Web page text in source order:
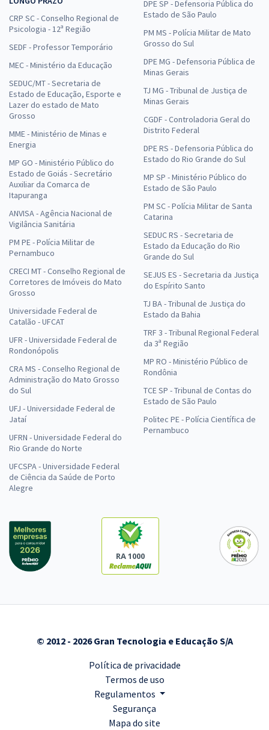
CRP SC - Conselho Regional de
Psicologia - 12ª Região
SEDF - Professor Temporário
MEC - Ministério da Educação
SEDUC/MT - Secretaria de
Estado de Educação, Esporte e
Lazer do estado de Mato
Grosso
MME - Ministério de Minas e
Energia
MP GO - Ministério Público do
Estado de Goiás - Secretário
Auxiliar da Comarca de
Itapuranga
ANVISA - Agência Nacional de
Vigilância Sanitária
PM PE - Polícia Militar de
Pernambuco
CRECI MT - Conselho Regional de
Corretores de Imóveis do Mato
Grosso
Universidade Federal de
Catalão - UFCAT
UFR - Universidade Federal de
Rondonópolis
CRA MS - Conselho Regional de
Administração do Mato Grosso
do Sul
UFJ - Universidade Federal de
Jataí
UFRN - Universidade Federal do
Rio Grande do Norte
UFCSPA - Universidade Federal
de Ciência da Saúde de Porto
Alegre
DPE SP - Defensoria Pública do
Estado de São Paulo
PM MS - Polícia Militar de Mato
Grosso do Sul
DPE MG - Defensoria Pública de
Minas Gerais
TJ MG - Tribunal de Justiça de
Minas Gerais
CGDF - Controladoria Geral do
Distrito Federal
DPE RS - Defensoria Pública do
Estado do Rio Grande do Sul
MP SP - Ministério Público do
Estado de São Paulo
PM SC - Polícia Militar de Santa
Catarina
SEDUC RS - Secretaria de
Estado da Educação do Rio
Grande do Sul
SEJUS ES - Secretaria da Justiça
do Espírito Santo
TJ BA - Tribunal de Justiça do
Estado da Bahia
TRF 3 - Tribunal Regional Federal
da 3ª Região
MP RO - Ministério Público de
Rondônia
TCE SP - Tribunal de Contas do
Estado de São Paulo
Politec PE - Polícia Científica de
Pernambuco
RA 1000
© 2012 - 2026 Gran Tecnologia e Educação S/A
Política de privacidade
Termos de uso
Regulamentos
Segurança
Mapa do site